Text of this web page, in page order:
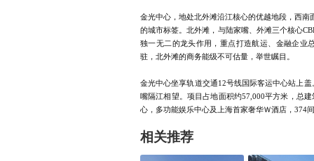
金光中心，地处北外滩沿江核心的优越地段，西
的城市标签。北外滩，与陆家嘴、外滩三个核心
独一无二的龙头作用，重点打造航运、金融企业
驻，北外滩的商务能级不可估量，举世瞩目。
金光中心坐享轨道交通12号线国际客运中心站上
嘴隔江相望。项目占地面积约57,000平方米，总
心，多功能娱乐中心及上海首家奢华Ｗ酒店，374
相关推荐